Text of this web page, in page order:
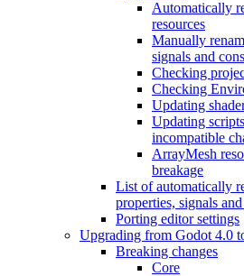
Automatically
resources
Manually
signals and
Checking
Checking
Updating
Updating
incompatible
ArrayMesh
breakage
List of automatically
properties, signals
Porting editor settings
Upgrading from Godot 4.0
Breaking changes
Core